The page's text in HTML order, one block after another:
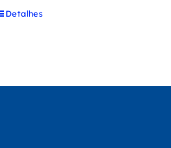
Detalhes